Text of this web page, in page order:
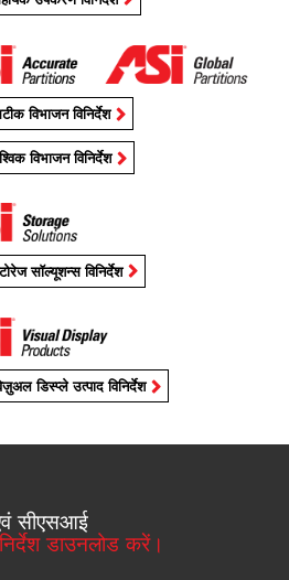
विभाजन विनिर्देश
विभाजन विनिर्देश
सॉल्यूशन्स विनिर्देश
डिस्प्ले उत्पाद विनिर्देश
सीएसआई
डाउनलोड करें।